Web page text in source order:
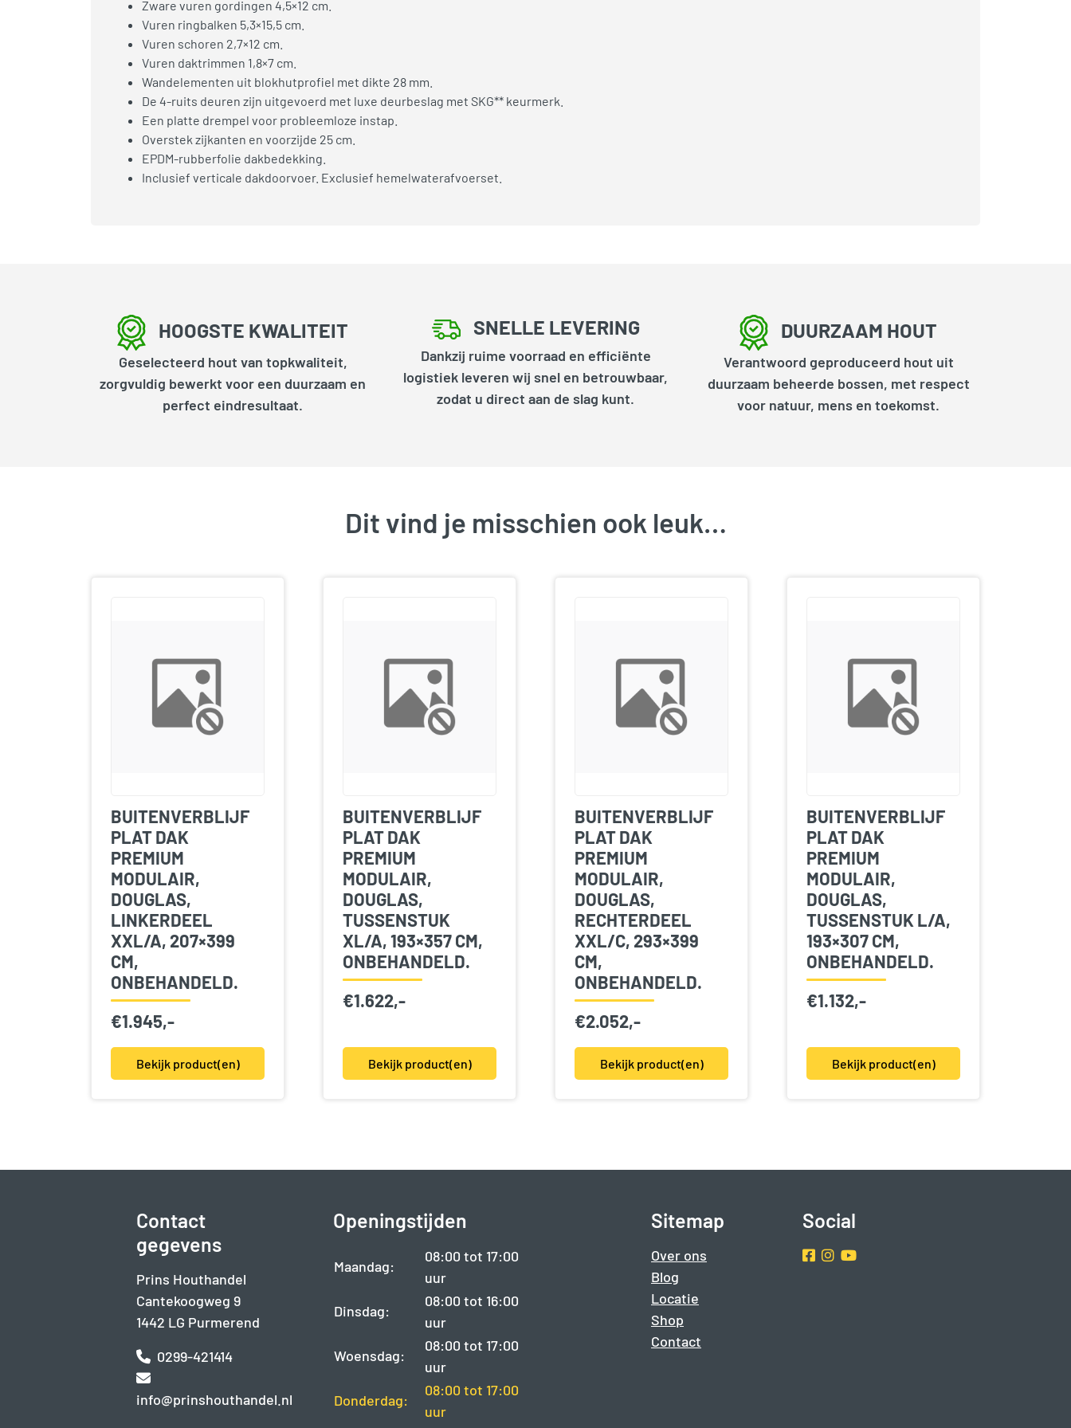
Zware vuren gordingen 4,5×12 cm.
Vuren ringbalken 5,3×15,5 cm.
Vuren schoren 2,7×12 cm.
Vuren daktrimmen 1,8×7 cm.
Wandelementen uit blokhutprofiel met dikte 28 mm.
De 4-ruits deuren zijn uitgevoerd met luxe deurbeslag met SKG** keurmerk.
Een platte drempel voor probleemloze instap.
Overstek zijkanten en voorzijde 25 cm.
EPDM-rubberfolie dakbedekking.
Inclusief verticale dakdoorvoer. Exclusief hemelwaterafvoerset.
HOOGSTE KWALITEIT
Geselecteerd hout van topkwaliteit,
zorgvuldig bewerkt voor een duurzaam en
perfect eindresultaat.
SNELLE LEVERING
Dankzij ruime voorraad en efficiënte
logistiek leveren wij snel en betrouwbaar,
zodat u direct aan de slag kunt.
DUURZAAM HOUT
Verantwoord geproduceerd hout uit
duurzaam beheerde bossen, met respect
voor natuur, mens en toekomst.
Dit vind je misschien ook leuk…
BUITENVERBLIJF
PLAT DAK
PREMIUM
MODULAIR,
DOUGLAS,
LINKERDEEL
XXL/A, 207×399
CM,
ONBEHANDELD.
€1.945,-
Bekijk product(en)
BUITENVERBLIJF
PLAT DAK
PREMIUM
MODULAIR,
DOUGLAS,
TUSSENSTUK
XL/A, 193×357 CM,
ONBEHANDELD.
€1.622,-
Bekijk product(en)
BUITENVERBLIJF
PLAT DAK
PREMIUM
MODULAIR,
DOUGLAS,
RECHTERDEEL
XXL/C, 293×399
CM,
ONBEHANDELD.
€2.052,-
Bekijk product(en)
BUITENVERBLIJF
PLAT DAK
PREMIUM
MODULAIR,
DOUGLAS,
TUSSENSTUK L/A,
193×307 CM,
ONBEHANDELD.
€1.132,-
Bekijk product(en)
Contact
gegevens
Prins Houthandel
Cantekoogweg 9
1442 LG Purmerend
0299-421414
info@prinshouthandel.nl
Openingstijden
Maandag:
08:00 tot 17:00
uur
Dinsdag:
08:00 tot 16:00
uur
Woensdag:
08:00 tot 17:00
uur
Donderdag:
08:00 tot 17:00
uur
Sitemap
Over ons
Blog
Locatie
Shop
Contact
Social
Facebook
Instragram
Youtube